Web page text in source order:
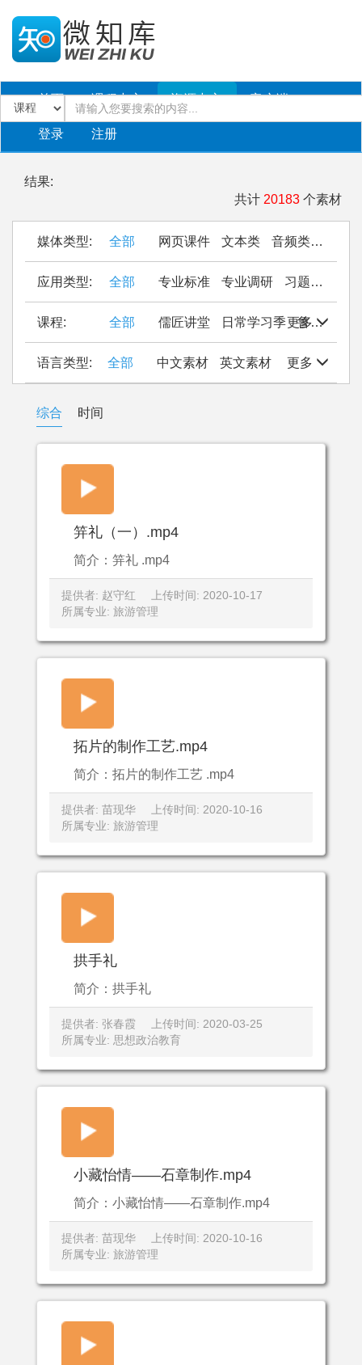
首页 课程中心 资源中心 客户端
登录 注册
结果:
共计 20183 个素材
媒体类型: 全部 网页课件 文本类 音频类
应用类型: 全部 专业标准 专业调研 习题作业
更多
课程: 全部 儒匠讲堂 日常学习季 鲁西南民间织锦
更多
语言类型: 全部 中文素材 英文素材
综合 时间
笄礼（一）.mp4
简介：笄礼 .mp4
提供者: 赵守红
上传时间: 2020-10-17
所属专业: 旅游管理
拓片的制作工艺.mp4
简介：拓片的制作工艺 .mp4
提供者: 苗现华
上传时间: 2020-10-16
所属专业: 旅游管理
拱手礼
简介：拱手礼
提供者: 张春霞
上传时间: 2020-03-25
所属专业: 思想政治教育
小藏怡情——石章制作.mp4
简介：小藏怡情——石章制作.mp4
提供者: 苗现华
上传时间: 2020-10-16
所属专业: 旅游管理